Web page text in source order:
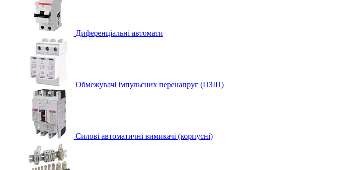
Диференціальні автомати
Обмежувачі імпульсних перенапруг (ПЗІП)
Силові автоматичні вимикачі (корпусні)